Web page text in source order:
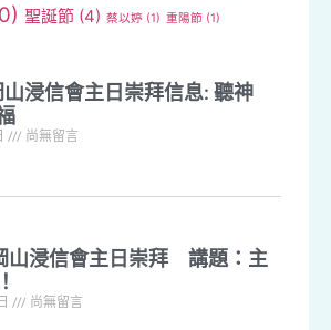
聖誕節 (4) 蔡以婷 (1) 重陽節 (1)
浸信會主日崇拜信息: 聽神
尚無留言
山浸信會主日崇拜 講題：主
尚無留言